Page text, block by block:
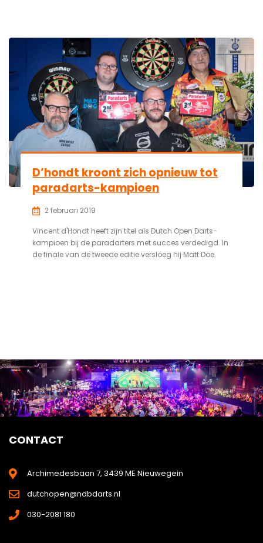
D’hondt kroont zich opnieuw tot
paradarts-kampioen
2 februari 2019
Vincent d'Hondt heeft zijn titel als Dutch Open Darts-
kampioen bij de paradarters met succes verdedigd. In
de finale van de tweede editie versloeg hij Matt Doe.
CONTACT
Archimedesbaan 7, 3439 ME Nieuwegein
dutchopen@ndbdarts.nl
030-2081 180